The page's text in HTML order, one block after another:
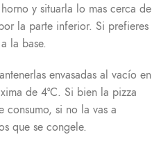
y situarla lo mas cerca de
la parte inferior. Si prefieres
la base.
envasadas al vacío en
de 4°C. Si bien la pizza
consumo, si no la vas a
que se congele.